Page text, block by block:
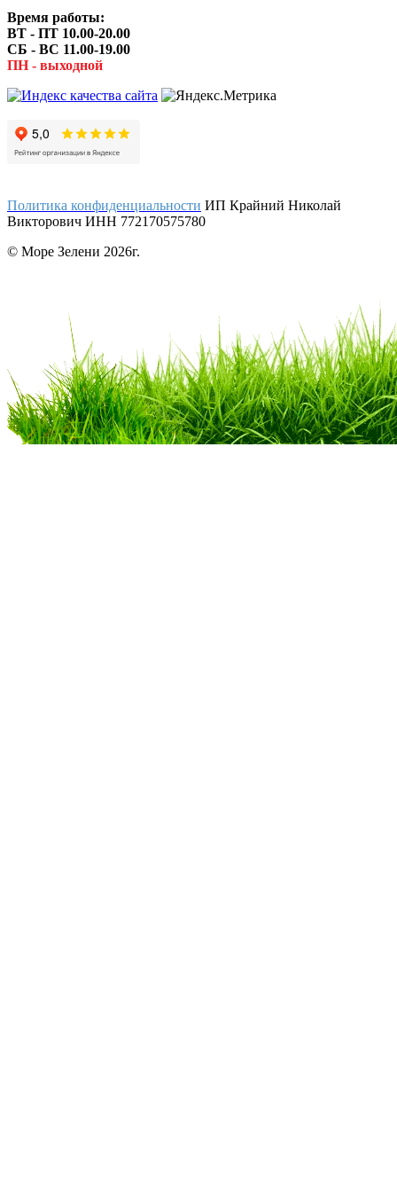
Время работы:
ВТ - ПТ 10.00-20.00
СБ - ВС 11.00-19.00
ПН - выходной
Политика конфиденциальности ИП Крайний Николай
Викторович ИНН 772170575780
© Море Зелени 2026г.